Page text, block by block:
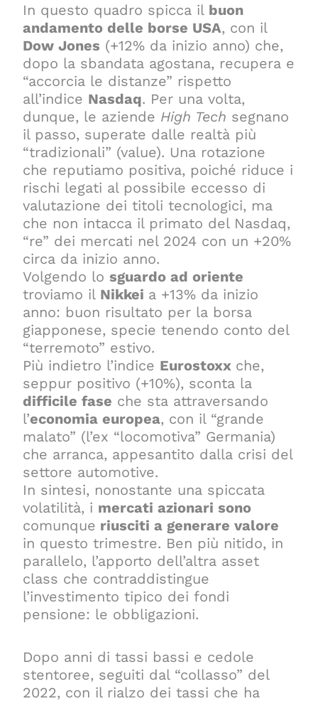
In questo quadro spicca il buon
andamento delle borse USA, con il
Dow Jones (+12% da inizio anno) che,
dopo la sbandata agostana, recupera e
“accorcia le distanze” rispetto
all’indice Nasdaq. Per una volta,
dunque, le aziende High Tech segnano
il passo, superate dalle realtà più
“tradizionali” (value). Una rotazione
che reputiamo positiva, poiché riduce i
rischi legati al possibile eccesso di
valutazione dei titoli tecnologici, ma
che non intacca il primato del Nasdaq,
“re” dei mercati nel 2024 con un +20%
circa da inizio anno.
Volgendo losguardo ad oriente
troviamo il Nikkei a +13% da inizio
anno: buon risultato per la borsa
giapponese, specie tenendo conto del
“terremoto” estivo.
Più indietro l’indice Eurostoxx che,
seppur positivo (+10%), sconta la
difficile fase che sta attraversando
l’economia europea, con il “grande
malato” (l’ex “locomotiva” Germania)
che arranca, appesantito dalla crisi del
settore automotive.
In sintesi, nonostante una spiccata
volatilità, i mercati azionari sono
comunque riusciti a generare valore
in questo trimestre. Ben più nitido, in
parallelo, l’apporto dell’altra asset
class che contraddistingue
l’investimento tipico dei fondi
pensione: le obbligazioni.
Dopo anni di tassi bassi e cedole
stentoree, seguiti dal “collasso” del
2022, con il rialzo dei tassi che ha